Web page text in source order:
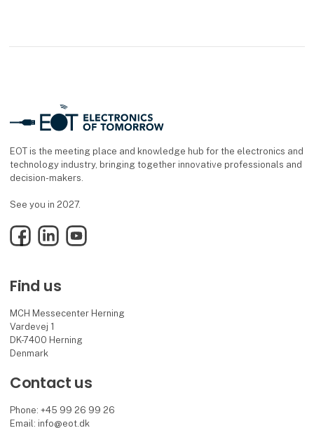
EOT is the meeting place and knowledge hub for the electronics and
technology industry, bringing together innovative professionals and
decision-makers.
See you in 2027.
FacebookLinkedInYouTube
Find us
MCH Messecenter Herning
Vardevej 1
DK-7400 Herning
Denmark
Contact us
Phone: +45 99 26 99 26
Email: info@eot.dk